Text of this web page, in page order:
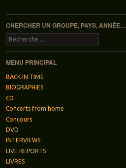
Navigation des articles
CHERCHER UN GROUPE, PAYS, ANNÉE…
Recherche
MENU PRINCIPAL
BACK IN TIME
BIOGRAPHIES
CD
Concerts from home
Concours
DVD
INTERVIEWS
LIVE REPORTS
LIVRES